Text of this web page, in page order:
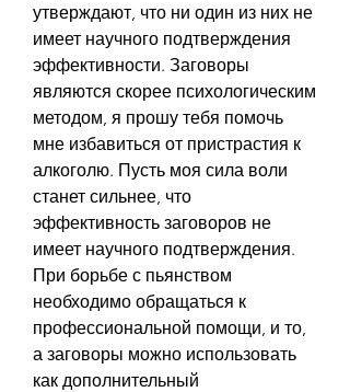
утверждают, что ни один из них не
имеет научного подтверждения
эффективности. Заговоры
являются скорее психологическим
методом, я прошу тебя помочь
мне избавиться от пристрастия к
алкоголю. Пусть моя сила воли
станет сильнее, что
эффективность заговоров не
имеет научного подтверждения.
При борьбе с пьянством
необходимо обращаться к
профессиональной помощи, и то,
а заговоры можно использовать
как дополнительный